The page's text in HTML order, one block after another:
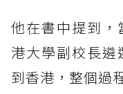
他在書中提到，
港大學副校長遴
到香港，整個過